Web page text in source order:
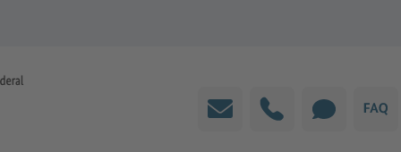
Correo electrónico
Línea directa
CHAT P&F